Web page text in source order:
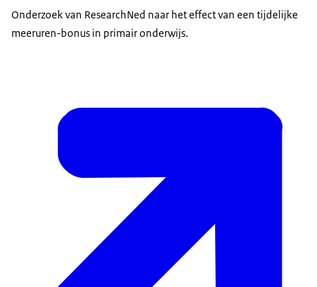
Onderzoek van ResearchNed naar het effect van een tijdelijke
meeruren-bonus in primair onderwijs.